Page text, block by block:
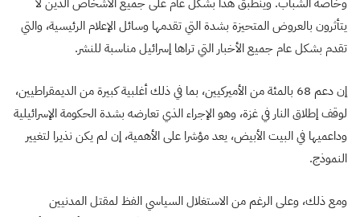
يتأثرون بالعروض المتحيزة بشدة التي تقدمها وسائل الإعلام الرئيسية، والتي
تقدم بشكل عام جميع الأخبار التي تراها إسرائيل مناسبة للنشر.
إن دعم 68 بالمئة من الأميركيين، بما في ذلك أغلبية كبيرة من الديمقراطيين،
لوقف إطلاق النار في غزة، وهو الإجراء الذي تعارضه بشدة الحكومة الإسرائيلية
وداعميها في البيت الأبيض، يعد مؤشرا على الأهمية، إن لم يكن نذيرا لتغيير
النموذج.
ومع ذلك، وعلى الرغم من الاستغلال السياسي الفظ لمقتل المدنيين